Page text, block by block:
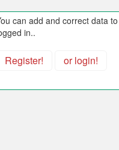
can add and correct data
in..
Register! or login!